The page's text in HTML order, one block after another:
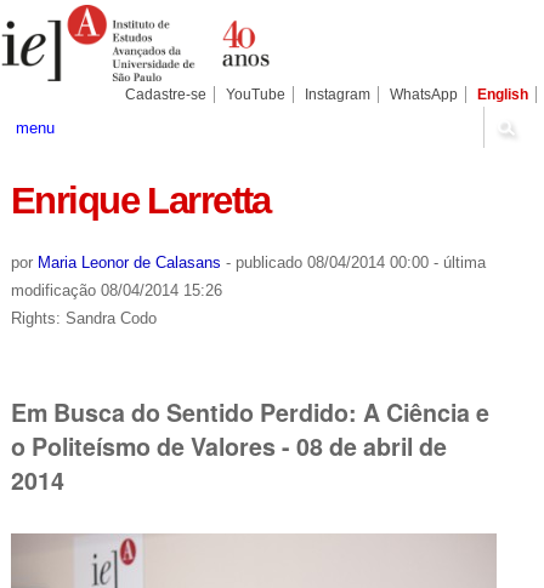
para
conteúdo.
Pessoais
Cadastre-se YouTube Instagram WhatsApp English
menu
Enrique Larretta
por Maria Leonor de Calasans - publicado08/04/2014 00:00 - última
modificação08/04/2014 15:26
Rights: Sandra Codo
Em Busca do Sentido Perdido: A Ciência e
o Politeísmo de Valores - 08 de abril de
2014